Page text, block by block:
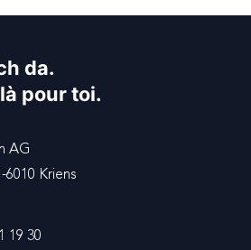
da.
pour toi.
AG
6010 Kriens
19 30